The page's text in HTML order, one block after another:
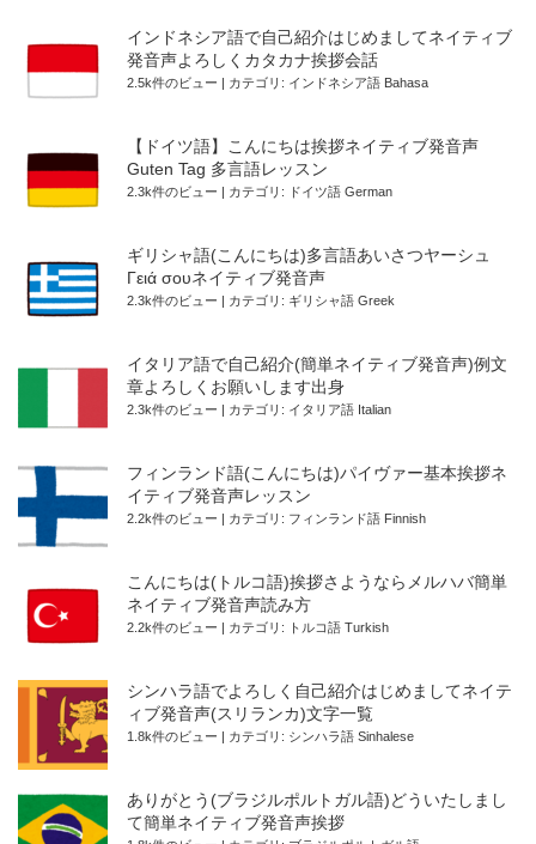
インドネシア語で自己紹介はじめましてネイティブ
発音声よろしくカタカナ挨拶会話
2.5k件のビュー カテゴリ: インドネシア語 Bahasa
【ドイツ語】こんにちは挨拶ネイティブ発音声
Guten Tag 多言語レッスン
2.3k件のビュー カテゴリ: ドイツ語 German
ギリシャ語(こんにちは)多言語あいさつヤーシュ
Γειά σουネイティブ発音声
2.3k件のビュー カテゴリ: ギリシャ語 Greek
イタリア語で自己紹介(簡単ネイティブ発音声)例文
章よろしくお願いします出身
2.3k件のビュー カテゴリ: イタリア語 Italian
フィンランド語(こんにちは)パイヴァー基本挨拶ネ
イティブ発音声レッスン
2.2k件のビュー カテゴリ: フィンランド語 Finnish
こんにちは(トルコ語)挨拶さようならメルハバ簡単
ネイティブ発音声読み方
2.2k件のビュー カテゴリ: トルコ語 Turkish
シンハラ語でよろしく自己紹介はじめましてネイテ
ィブ発音声(スリランカ)文字一覧
1.8k件のビュー カテゴリ: シンハラ語 Sinhalese
ありがとう(ブラジルポルトガル語)どういたしまし
て簡単ネイティブ発音声挨拶